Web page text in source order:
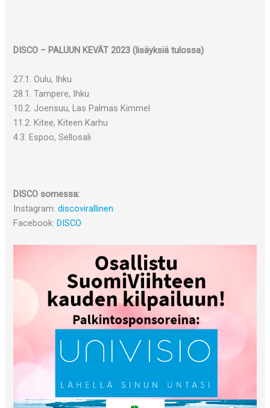
DISCO – PALUUN KEVÄT 2023 (lisäyksiä tulossa)
27.1. Oulu, Ihku
28.1. Tampere, Ihku
10.2. Joensuu, Las Palmas Kimmel
11.2. Kitee, Kiteen Karhu
4.3. Espoo, Sellosali
DISCO somessa:
Instagram:discovirallinen
Facebook: DISCO